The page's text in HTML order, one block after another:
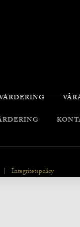
| Integritetspolicy